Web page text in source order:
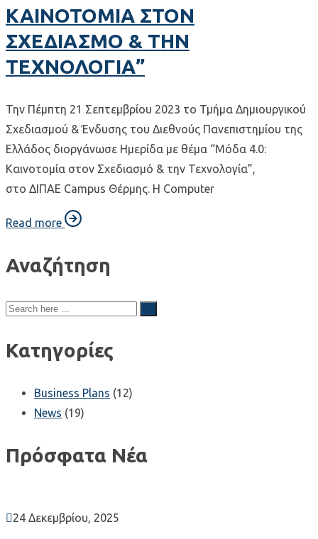
ΚΑΙΝΟΤΟΜΙΑ ΣΤΟΝ
ΣΧΕΔΙΑΣΜΟ & ΤΗΝ
ΤΕΧΝΟΛΟΓΙΑ”
Την Πέμπτη 21 Σεπτεμβρίου 2023 το Τμήμα Δημιουργικού
Σχεδιασμού & Ένδυσης του Διεθνούς Πανεπιστημίου της
Ελλάδος διοργάνωσε Ημερίδα με θέμα “Μόδα 4.0:
Καινοτομία στον Σχεδιασμό & την Τεχνολογία”,
στο ΔΙΠΑΕ Campus Θέρμης. Η Computer
Read more
Αναζήτηση
Κατηγορίες
Business Plans (12)
News (19)
Πρόσφατα Νέα
24 Δεκεμβρίου, 2025